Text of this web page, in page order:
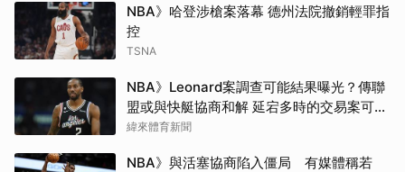
NBA》哈登涉槍案落幕 德州法院撤銷輕罪指
控
TSNA
NBA》Leonard案調查可能結果曝光？傳聯
盟或與快艇協商和解 延宕多時的交易案可望
於開季前成行
緯來體育新聞
NBA》與活塞協商陷入僵局 有媒體稱若